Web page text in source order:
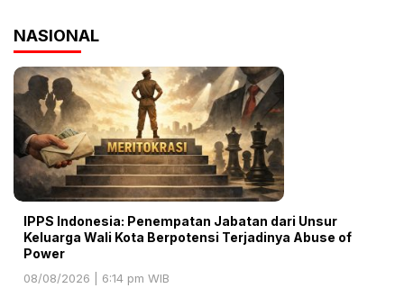
NASIONAL
IPPS Indonesia: Penempatan Jabatan dari Unsur
Keluarga Wali Kota Berpotensi Terjadinya Abuse of
Power
08/08/2026 | 6:14 pm WIB